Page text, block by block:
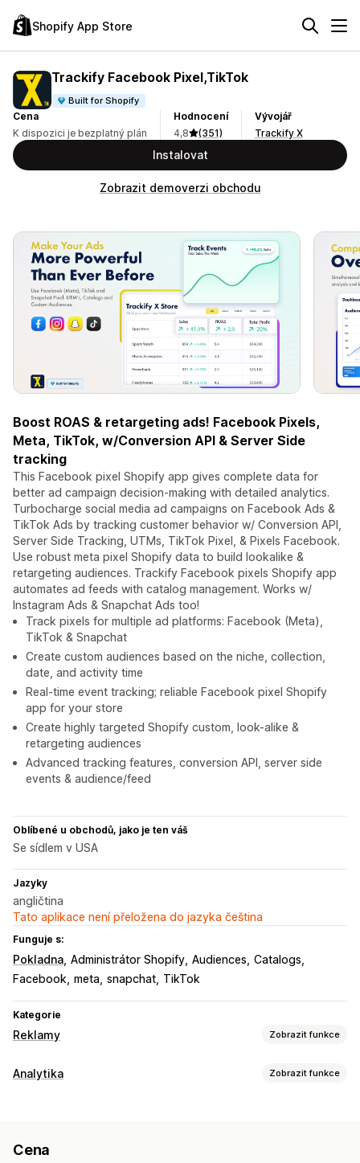
Shopify App Store
Trackify Facebook Pixel,TikTok
Built for Shopify
Cena
K dispozici je bezplatný plán
Hodnocení
4,8
(351)
Vývojář
Trackify X
Instalovat
Zobrazit demoverzi obchodu
Boost ROAS & retargeting ads! Facebook Pixels,
Meta, TikTok, w/Conversion API & Server Side
tracking
This Facebook pixel Shopify app gives complete data for
better ad campaign decision-making with detailed analytics.
Turbocharge social media ad campaigns on Facebook Ads &
TikTok Ads by tracking customer behavior w/ Conversion API,
Server Side Tracking, UTMs, TikTok Pixel, & Pixels Facebook.
Use robust meta pixel Shopify data to build lookalike &
retargeting audiences. Trackify Facebook pixels Shopify app
automates ad feeds with catalog management. Works w/
Instagram Ads & Snapchat Ads too!
Track pixels for multiple ad platforms: Facebook (Meta),
TikTok & Snapchat
Create custom audiences based on the niche, collection,
date, and activity time
Real-time event tracking; reliable Facebook pixel Shopify
app for your store
Create highly targeted Shopify custom, look-alike &
retargeting audiences
Advanced tracking features, conversion API, server side
events & audience/feed
Oblíbené u obchodů, jako je ten váš
Se sídlem v USA
Jazyky
angličtina
Tato aplikace není přeložena do jazyka čeština
Funguje s:
Pokladna Administrátor Shopify Audiences Catalogs
Facebook meta snapchat TikTok
Kategorie
Reklamy Zobrazit funkce
Cílení
Chování
Analytika Zobrazit funkce
Sledování událostí
Cena